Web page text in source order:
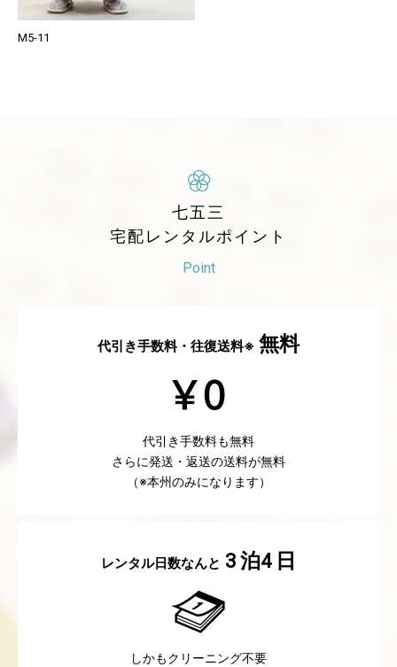
M5-11
七五三
宅配レンタルポイント
Point
代引き手数料・往復送料※ 無料
代引き手数料も無料
さらに発送・返送の送料が無料
（※本州のみになります）
レンタル日数なんと 3 泊4 日
しかもクリーニング不要